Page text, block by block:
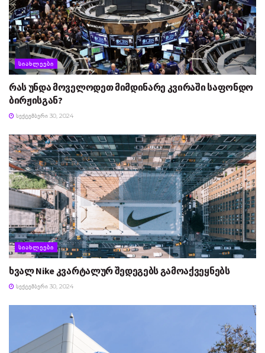
ᲡᲘᲐᲮᲚᲔᲔᲑᲘ
რას უნდა მოველოდეთ მიმდინარე კვირაში საფონდო
ბირჟისგან?
ᲡᲔᲥᲢᲔᲛᲑᲔᲠᲘ 30, 2024
ᲡᲘᲐᲮᲚᲔᲔᲑᲘ
ხვალ Nike კვარტალურ შედეგებს გამოაქვეყნებს
ᲡᲔᲥᲢᲔᲛᲑᲔᲠᲘ 30, 2024